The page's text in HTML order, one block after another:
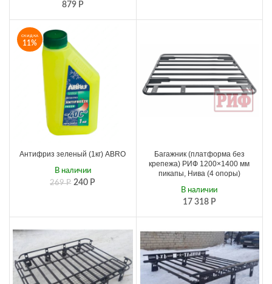
879 Р
СКИДКА
11%
Антифриз зеленый (1кг) ABRO
269Р 240 Р
В наличии
Багажник (платформа без
крепежа) РИФ 1200×1400 мм
пикапы, Нива (4 опоры)
17 318 Р
В наличии